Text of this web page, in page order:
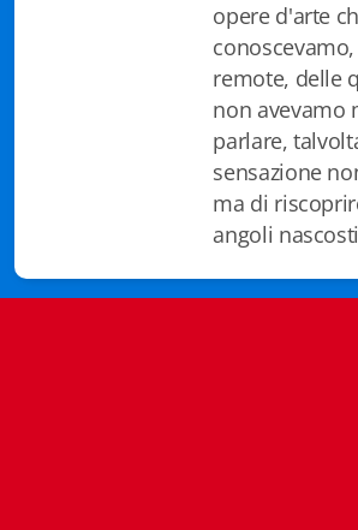
opere d'arte
remote, delle
non avevamo
parlare,
sensazione
ma di
angoli
EJO- European Journalism Observatory
iQuaderni -